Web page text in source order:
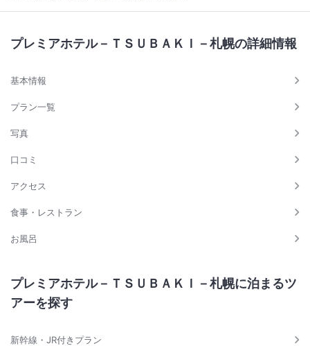
プレミアホテル－ＴＳＵＢＡＫＩ－札幌の詳細情報
基本情報
プラン一覧
写真
口コミ
アクセス
食事・レストラン
お風呂
プレミアホテル－ＴＳＵＢＡＫＩ－札幌に泊まるツ
アーを探す
新幹線・JR付きプラン